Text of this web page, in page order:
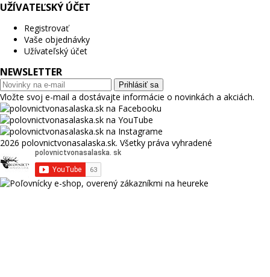
UŽÍVATEĽSKÝ ÚČET
Registrovať
Vaše objednávky
Užívateľský účet
NEWSLETTER
Prihlásiť sa
Vložte svoj e-mail a dostávajte informácie o novinkách a akciách.
2026 polovnictvonasalaska.sk. Všetky práva vyhradené